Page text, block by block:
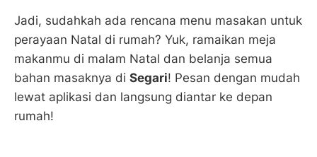
Jadi, sudahkah ada rencana menu masakan untuk
perayaan Natal di rumah? Yuk, ramaikan meja
makanmu di malam Natal dan belanja semua
bahan masaknya di Segari! Pesan dengan mudah
lewat aplikasi dan langsung diantar ke depan
rumah!